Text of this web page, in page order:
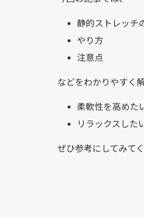
静的ストレッチ
やり方
注意点
などをわかりやすく
柔軟性を高めた
リラックスした
ぜひ参考にしてみてく